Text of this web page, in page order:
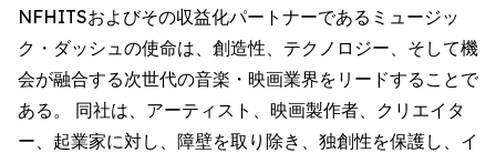
NFHITSおよびその収益化パートナーであるミュージッ
ク・ダッシュの使命は、創造性、テクノロジー、そして機
会が融合する次世代の音楽・映画業界をリードすることで
ある。 同社は、アーティスト、映画製作者、クリエイタ
ー、起業家に対し、障壁を取り除き、独創性を保護し、イ